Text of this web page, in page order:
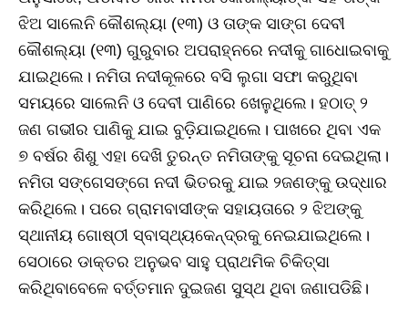
ଝିଅ ସାଲେନି କୌଶଲ୍ୟା (୧୩) ଓ ତାଙ୍କ ସାଙ୍ଗ ଦେବୀ
କୌଶଲ୍ୟା (୧୩) ଗୁରୁବାର ଅପରାହ୍ନରେ ନଦୀକୁ ଗାଧୋଇବାକୁ
ଯାଇଥିଲେ। ନମିତା ନଦୀକୂଳରେ ବସି ଲୁଗା ସଫା କରୁଥିବା
ସମୟରେ ସାଲେନି ଓ ଦେବୀ ପାଣିରେ ଖେଳୁଥିଲେ। ହଠାତ୍‌ ୨
ଜଣ ଗଭୀର ପାଣିକୁ ଯାଇ ବୁଡ଼ିଯାଇଥିଲେ। ପାଖରେ ଥିବା ଏକ
୭ ବର୍ଷର ଶିଶୁ ଏହା ଦେଖି ତୁରନ୍ତ ନମିତାଙ୍କୁ ସୂଚନା ଦେଇଥିଲା।
ନମିତା ସଙ୍ଗେସଙ୍ଗେ ନଦୀ ଭିତରକୁ ଯାଇ ୨ଜଣଙ୍କୁ ଉଦ୍ଧାର
କରିଥିଲେ। ପରେ ଗ୍ରାମବାସୀଙ୍କ ସହାୟତାରେ ୨ ଝିଅଙ୍କୁ
ସ୍ଥାନୀୟ ଗୋଷ୍ଠୀ ସ୍ବାସ୍ଥ୍ୟକେନ୍ଦ୍ରକୁ ନେଇଯାଇଥିଲେ।
ସେଠାରେ ଡାକ୍ତର ଅନୁଭବ ସାହୁ ପ୍ରାଥମିକ ଚିକିତ୍ସା
କରିଥିବାବେଳେ ବର୍ତ୍ତମାନ ଦୁଇଜଣ ସୁସ୍ଥ ଥିବା ଜଣାପଡିଛି।